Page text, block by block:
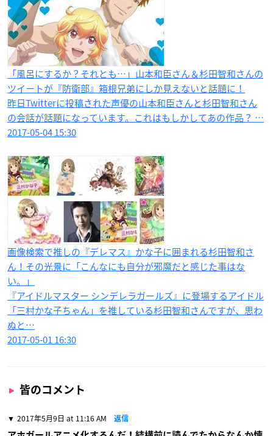
「風呂にするか？それとも…」山本和臣さん＆杉田智和さんの
ツイートが『防衛部』箱根兄弟にしか見えないと話題に！
昨日Twitterに投稿された声優の山本和臣さんと杉田智和さん
の会話が話題になっています。これはもしかしてあの作品？ …
2017-05-04 15:30
画像検索で推しの『デレマス』かな子に囲まれる杉田智和さ
ん！その光景に「こんなにも自分が邪魔だと感じた事はな
い。」
『アイドルマスター シンデレラガールズ』に登場するアイドル
「三村かな子ちゃん」を推している杉田智和さんですが、思わ
ぬと…
2017-05-01 16:30
皆のコメント
2017年5月9日 at 11:16 AM 返信